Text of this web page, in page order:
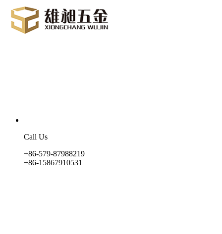
Call Us
+86-579-87988219
+86-15867910531